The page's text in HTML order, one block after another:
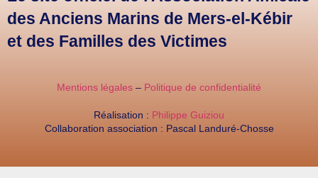
des Anciens Marins de Mers-el-Kébir
et des Familles des Victimes
Mentions légales – Politique de confidentialité
Réalisation : Philippe Guiziou
Collaboration association : Pascal Landuré-Chosse